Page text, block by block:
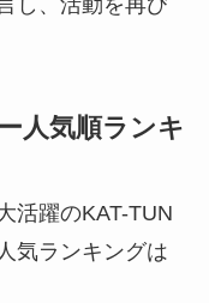
人気順ランキ
活躍のKAT-TUN
気ランキングは